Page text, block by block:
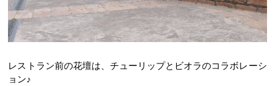
レストラン前の花壇は、チューリップとビオラのコラボレーシ
ョン♪